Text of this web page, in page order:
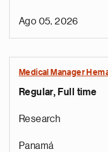
Ago 05, 2026
Medical Manager
Regular, Full time
Research
Panamá